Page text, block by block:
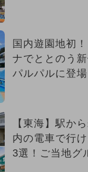
国内遊園地初
ナでととのう
パルパルに登
【東海】駅か
内の電車で行
3選！ご当地グ